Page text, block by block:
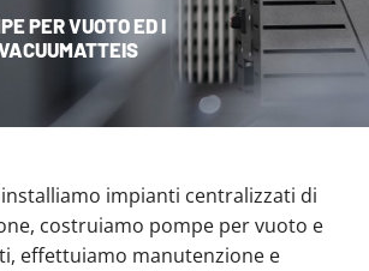
PER VUOTO ED I
impianti centralizzati di
costruiamo pompe per vuoto e
effettuiamo manutenzione e